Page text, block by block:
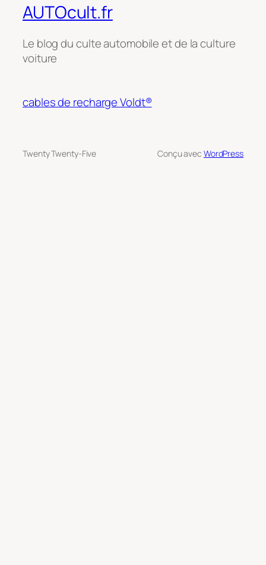
AUTOcult.fr
Le blog du culte automobile et de la culture
voiture
cables de recharge Voldt®
Twenty Twenty-Five Conçu avec WordPress